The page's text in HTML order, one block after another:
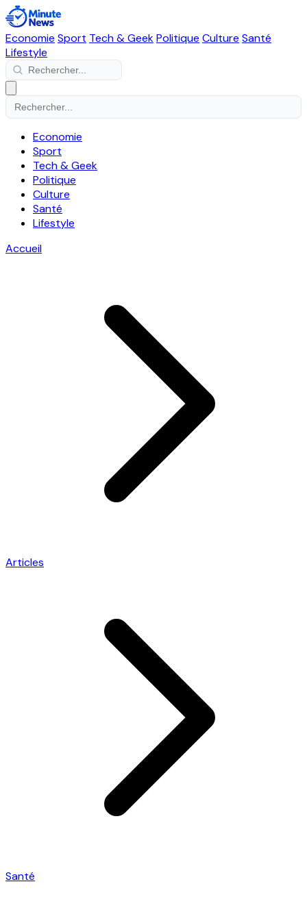
Economie Sport Tech & GeekPolitique Culture Santé
Lifestyle
Economie
Sport
Tech & Geek
Politique
Culture
Santé
Lifestyle
Accueil
Articles
Santé